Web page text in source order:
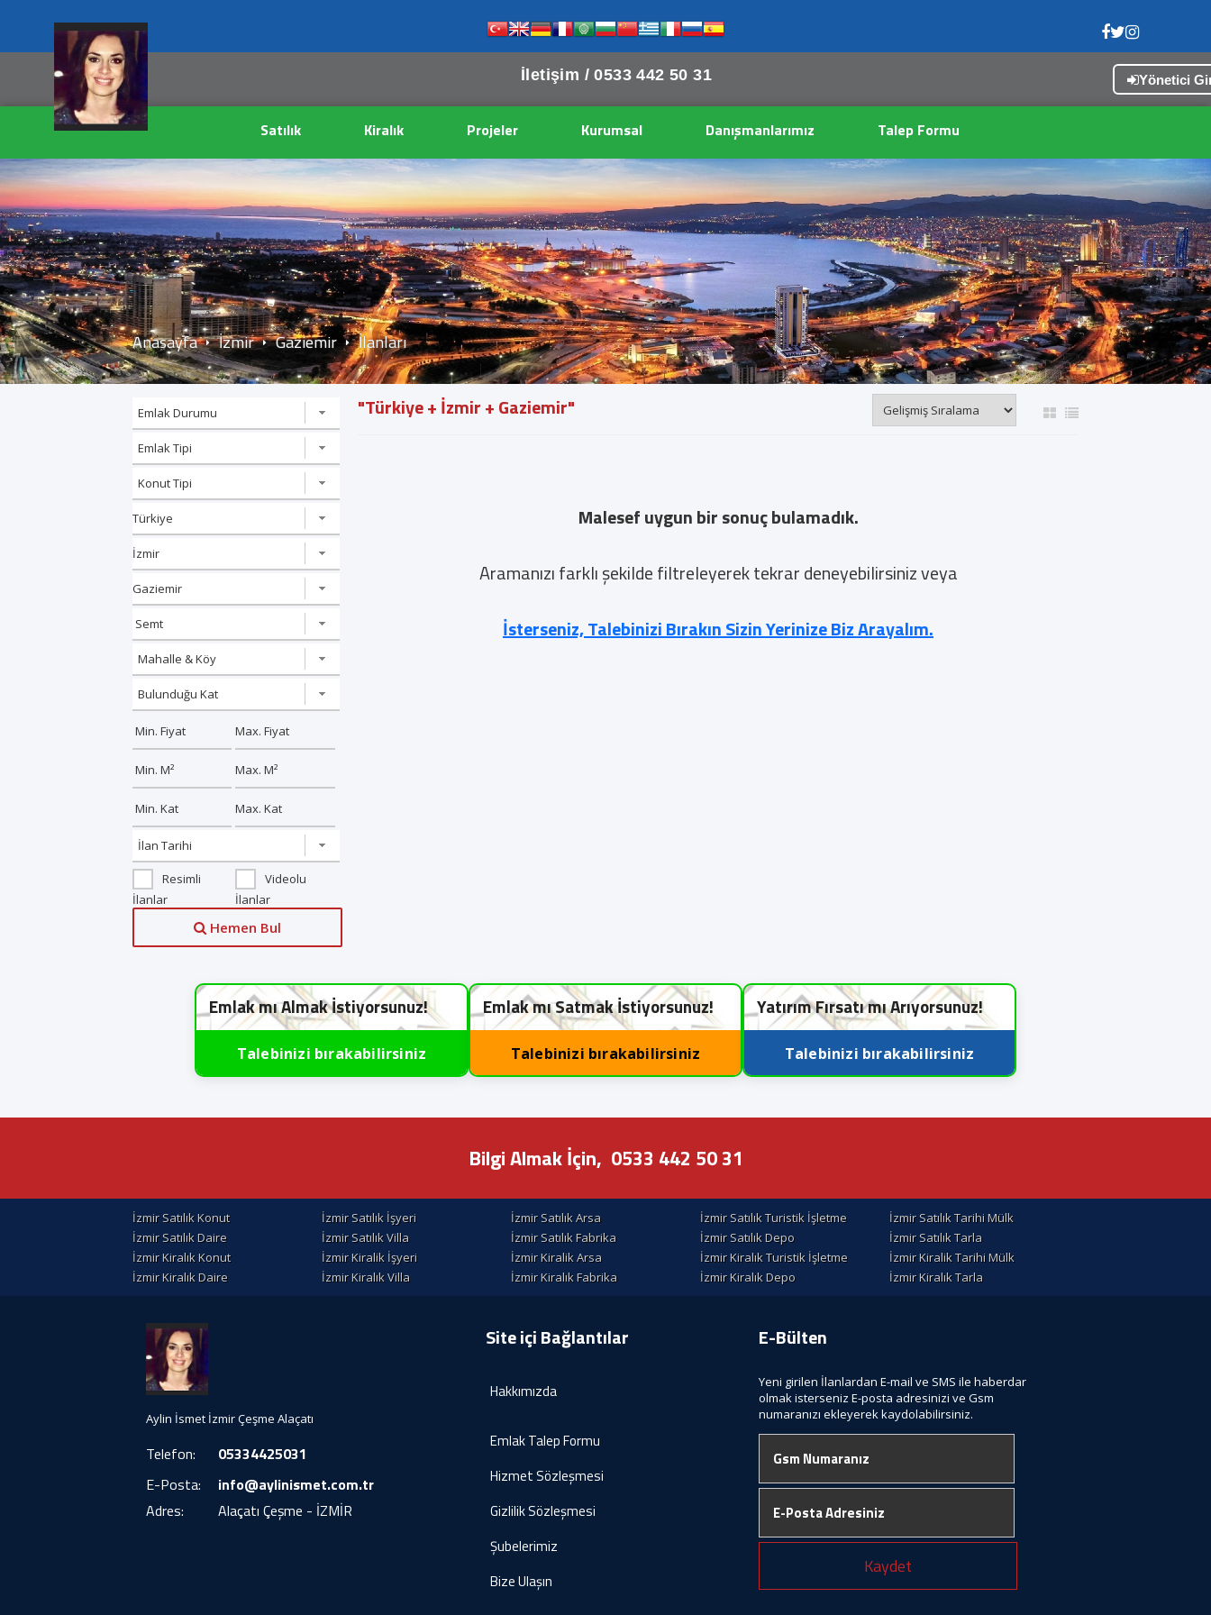
İletişim /0533 442 50 31 Yönetici
Satılık Kiralık Projeler Kurumsal Danışmanlarımız Talep Formu
Anasayfa İzmir Gaziemir İlanları
"Türkiye + İzmir + Gaziemir"
Malesef uygun bir sonuç bulamadık.
Aramanızı farklı şekilde filtreleyerek tekrar deneyebilirsiniz veya
İsterseniz, Talebinizi Bırakın Sizin Yerinize Biz Arayalım.
Resimli
İlanlar
Videolu
İlanlar
Hemen Bul
Emlak mı Almak İstiyorsunuz!
Talebinizi bırakabilirsiniz
Emlak mı Satmak İstiyorsunuz!
Talebinizi bırakabilirsiniz
Yatırım Fırsatı mı Arıyorsunuz!
Talebinizi bırakabilirsiniz
Bilgi Almak İçin, 0533 442 50 31
İzmir Satılık Konut İzmir Satılık İşyeri İzmir Satılık Arsa İzmir Satılık Turistik İşletme
İzmir Satılık Tarihi Mülk
İzmir Satılık Daire
İzmir Satılık Villa İzmir Satılık Fabrika İzmir Satılık Depo
İzmir Satılık Tarla
İzmir Kiralık Konut
İzmir Kiralik İşyeri İzmir Kiralik Arsa İzmir Kiralık Turistik İşletme
İzmir Kiralik Tarihi Mülk
İzmir Kiralık Daire
İzmir Kiralık Villa İzmir Kiralık Fabrika İzmir Kiralık Depo İzmir Kiralık Tarla
Aylin İsmet İzmir Çeşme Alaçatı
Telefon:
05334425031
E-Posta:
info@aylinismet.com.tr
Adres:
Alaçatı Çeşme - İZMİR
Site içi Bağlantılar
Hakkımızda
Emlak Talep Formu
Hizmet Sözleşmesi
Gizlilik Sözleşmesi
Şubelerimiz
Bize Ulaşın
E-Bülten
Yeni girilen İlanlardan E-mail ve SMS ile haberdar
olmak isterseniz E-posta adresinizi ve Gsm
numaranızı ekleyerek kaydolabilirsiniz.
Kaydet